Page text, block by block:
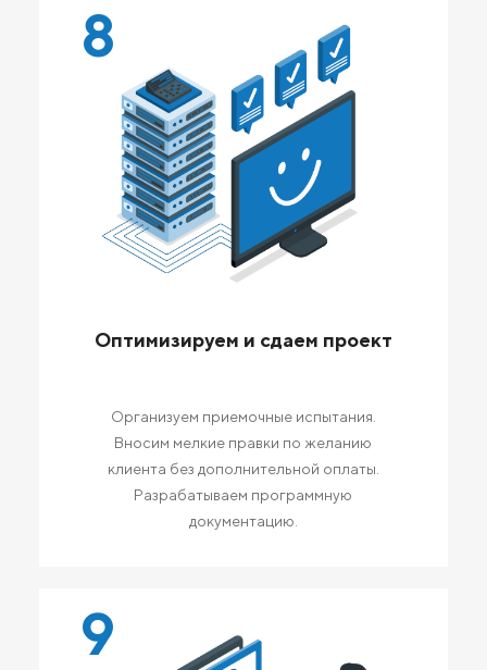
8
Оптимизируем и сдаем проект
Организуем приемочные испытания.
Вносим мелкие правки по желанию
клиента без дополнительной оплаты.
Разрабатываем программную
документацию.
9